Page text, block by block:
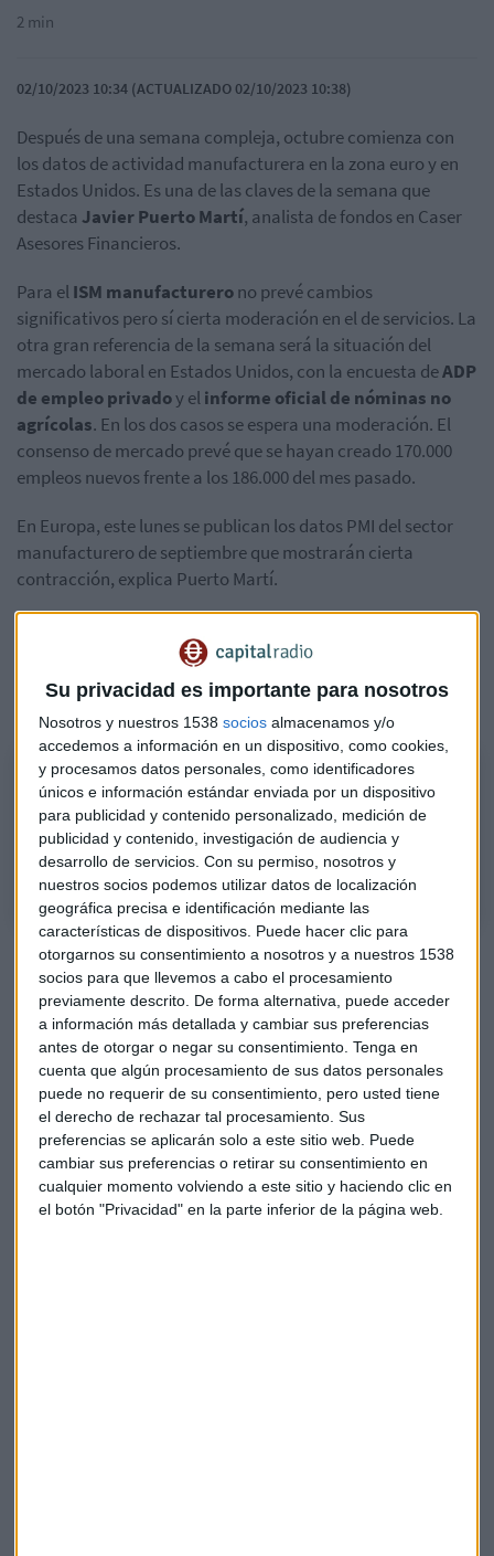
Su privacidad es importante para nosotros
Nosotros y nuestros 1538 socios almacenamos y/o
accedemos a información en un dispositivo, como cookies,
y procesamos datos personales, como identificadores
únicos e información estándar enviada por un dispositivo
para publicidad y contenido personalizado, medición de
publicidad y contenido, investigación de audiencia y
desarrollo de servicios. Con su permiso, nosotros y
nuestros socios podemos utilizar datos de localización
geográfica precisa e identificación mediante las
características de dispositivos. Puede hacer clic para
otorgarnos su consentimiento a nosotros y a nuestros 1538
socios para que llevemos a cabo el procesamiento
previamente descrito. De forma alternativa, puede acceder
a información más detallada y cambiar sus preferencias
antes de otorgar o negar su consentimiento. Tenga en
cuenta que algún procesamiento de sus datos personales
puede no requerir de su consentimiento, pero usted tiene
el derecho de rechazar tal procesamiento. Sus
preferencias se aplicarán solo a este sitio web. Puede
cambiar sus preferencias o retirar su consentimiento en
cualquier momento volviendo a este sitio y haciendo clic en
el botón "Privacidad" en la parte inferior de la página web.
2 min
02/10/2023 10:34 (ACTUALIZADO 02/10/2023 10:38)
Después de una semana compleja, octubre comienza con
los datos de actividad manufacturera en la zona euro y en
Estados Unidos. Es una de las claves de la semana que
destaca Javier Puerto Martí, analista de fondos en Caser
Asesores Financieros.
Para elISM manufacturerono prevé cambios
significativos pero sí cierta moderación en el de servicios. La
otra gran referencia de la semana será la situación del
mercado laboral en Estados Unidos, con la encuesta deADP
de empleo privadoy elinforme oficial de nóminas no
agrícolas. En los dos casos se espera una moderación. El
consenso de mercado prevé que se hayan creado 170.000
empleos nuevos frente a los 186.000 del mes pasado.
En Europa, este lunes se publican los datos PMI del sector
manufacturero de septiembre que mostrarán cierta
contracción, explica Puerto Martí.
mercado con el repunte de la rentabilidad de la deuda, la
moderación de la inflación tanto en Estados Unidos como
en Europa y la crisis de Evergrande en China :
Las claves de la Semana con Caser Asesores FInancieros
Javier Puerto Martí, analista de fondos en Caser Asesores Financieros,
nos deja las claves que va a traer esta semana y que pueden influir en
las bolsas europeas y norteamericana.
El martes se publicará la variación del desempleo en España
y se celebrará una subasta de letras a 6 y 12 meses.
Un día después llegará el turno para el PMI de servicios de
España, el compuesto y de servicios de Italia, Francia y
Alemania, y de la zona euro, así como el PIB italiano.
También, publicarán el PMI de EEUU compuesto y de
servicios y el ISM de actividad del sector no manufacturero.
El último día de la semana bursátil, en la agenda destaca el
Índice Halifax de precios de la vivienda en el Reino Unido y